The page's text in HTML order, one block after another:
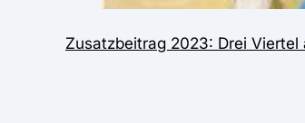
Zusatzbeitrag 2023: Drei Viertel